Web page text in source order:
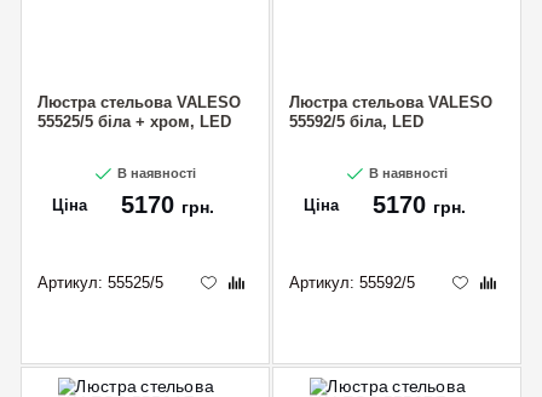
Люстра стельова VALESO
55525/5 біла + хром, LED
В наявності
Ціна 5170 грн.
Артикул: 55525/5
Люстра стельова VALESO
55592/5 біла, LED
В наявності
Ціна 5170 грн.
Артикул: 55592/5